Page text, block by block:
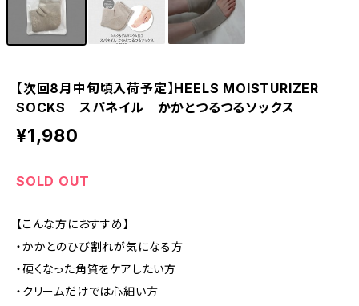
【次回8月中旬頃入荷予定】HEELS MOISTURIZER
SOCKS スパネイル かかとつるつるソックス
¥1,980
SOLD OUT
【こんな方におすすめ】
・かかとのひび割れが気になる方
・硬くなった角質をケアしたい方
・クリームだけでは心細い方